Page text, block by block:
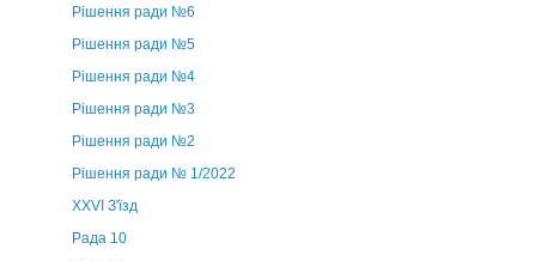
Рішення ради №6
Рішення ради №5
Рішення ради №4
Рішення ради №3
Рішення ради №2
Рішення ради № 1/2022
XXVI З'їзд
Рада 10